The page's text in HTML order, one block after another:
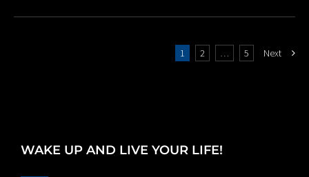
1 2 … 5 Next
WAKE UP AND LIVE YOUR LIFE!